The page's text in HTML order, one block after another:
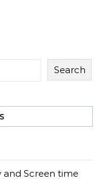
Search
Screen time